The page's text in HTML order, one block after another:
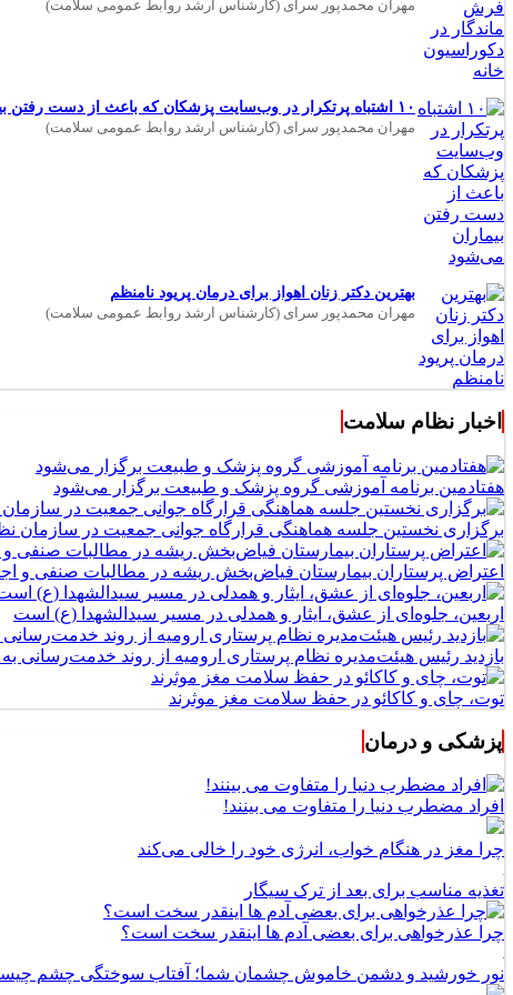
مهران محمدپور سرای (کارشناس ارشد روابط عمومی سلامت)
۱۰ اشتباه پرتکرار در وب‌سایت پزشکان که باعث از دست رفتن بیماران می‌شود
مهران محمدپور سرای (کارشناس ارشد روابط عمومی سلامت)
بهترین دکتر زنان اهواز برای درمان پریود نامنظم
مهران محمدپور سرای (کارشناس ارشد روابط عمومی سلامت)
اخبار نظام سلامت
هفتادمین برنامه آموزشی گروه پزشک و طبیعت برگزار می‌شود
برگزاری نخستین جلسه هماهنگی قرارگاه جوانی جمعیت در سازمان
اعتراض پرستاران بیمارستان فیاض‌بخش ریشه در مطالبات صنفی و
اربعین، جلوه‌ای از عشق، ایثار و همدلی در مسیر سیدالشهدا (ع) است
بازدید رئیس هیئت‌مدیره نظام پرستاری ارومیه از روند خدمت‌رسانی
توت، چای و کاکائو در حفظ سلامت مغز موثرند
پزشکی و درمان
افراد مضطرب دنیا را متفاوت می بینند!
چرا مغز در هنگام خواب، انرژی خود را خالی می‌کند
تغذیه مناسب برای بعد از ترک سیگار
چرا عذرخواهی برای بعضی آدم ها اینقدر سخت است؟
نور خورشید و دشمن خاموش چشمان شما؛ آفتاب سوختگی چشم